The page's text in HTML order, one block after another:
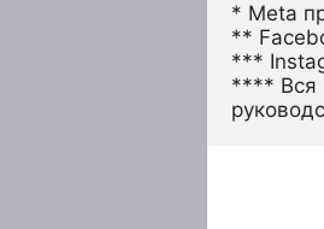
* Meta
**
***
**** Вся